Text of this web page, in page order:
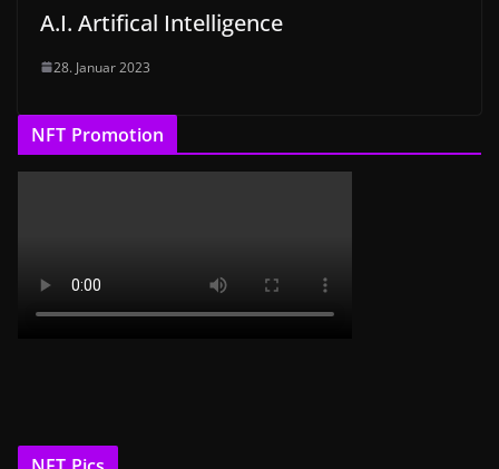
A.I. Artifical Intelligence
28. Januar 2023
NFT Promotion